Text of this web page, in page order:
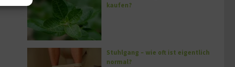
kaufen?
Stuhlgang – wie oft ist eigentlich
normal?